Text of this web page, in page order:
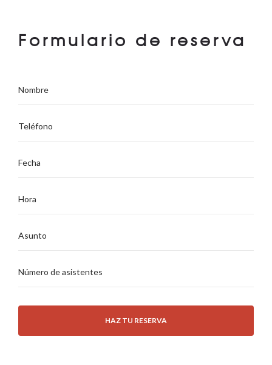
Formulario de reserva